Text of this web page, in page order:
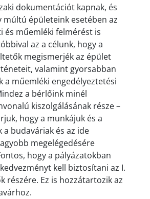
dokumentációt kapnak, és
múltú épületeink esetében az
és műemléki felmérést is
az a célunk, hogy a
megismerjék az épület
valamint gyorsabban
a műemléki engedélyeztetési
a bérlőink minél
kiszolgálásának része –
hogy a munkájuk és a
a budaváriak és az ide
megelégedésére
hogy a pályázatokban
kell biztosítani az I.
részére. Ez is hozzátartozik az